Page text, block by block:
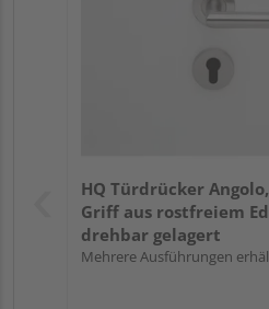
HQ Türdrücker
Griff aus rostfreiem
drehbar gelagert
Mehrere Ausführungen